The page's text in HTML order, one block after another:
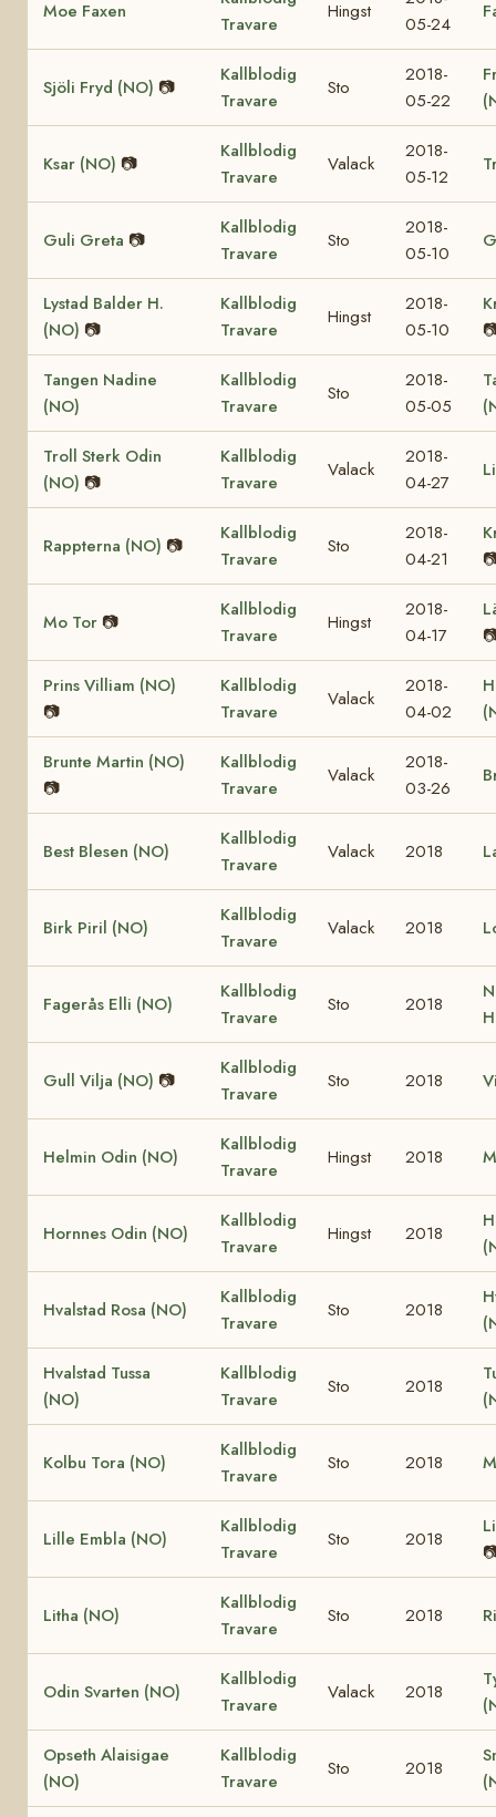
Moe Faxen
Travare
Hingst
05-24
Sjöli Fryd (NO) 📷
Kallblodig
Travare
Sto
2018-
05-22
Ksar (NO) 📷
Kallblodig
Travare
Valack
2018-
05-12
Guli Greta 📷
Kallblodig
Travare
Sto
2018-
05-10
Lystad Balder H.
(NO) 📷
Kallblodig
Travare
Hingst
2018-
05-10
Tangen Nadine
(NO)
Kallblodig
Travare
Sto
2018-
05-05
Troll Sterk Odin
(NO) 📷
Kallblodig
Travare
Valack
2018-
04-27
Rappterna (NO) 📷
Kallblodig
Travare
Sto
2018-
04-21
Mo Tor 📷
Kallblodig
Travare
Hingst
2018-
04-17
Prins Villiam (NO)
📷
Kallblodig
Travare
Valack
2018-
04-02
Brunte Martin (NO)
📷
Kallblodig
Travare
Valack
2018-
03-26
Best Blesen (NO)
Kallblodig
Travare
Valack 2018
Birk Piril (NO)
Kallblodig
Travare
Valack 2018
Fagerås Elli (NO)
Kallblodig
Travare
Sto 2018
Gull Vilja (NO) 📷
Kallblodig
Travare
Sto 2018
Helmin Odin (NO)
Kallblodig
Travare
Hingst 2018
Hornnes Odin (NO)
Kallblodig
Travare
Hingst 2018
Hvalstad Rosa (NO)
Kallblodig
Travare
Sto 2018
Hvalstad Tussa
(NO)
Kallblodig
Travare
Sto 2018
Kolbu Tora (NO)
Kallblodig
Travare
Sto 2018
Lille Embla (NO)
Kallblodig
Travare
Sto 2018
Litha (NO)
Kallblodig
Travare
Sto 2018
Odin Svarten (NO)
Kallblodig
Travare
Valack 2018
Opseth Alaisigae
(NO)
Kallblodig
Travare
Sto 2018